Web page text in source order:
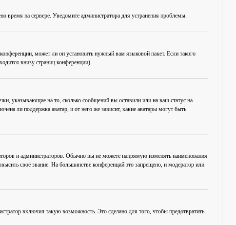
время на сервере. Уведомите администратора для устранения проблемы.
может ли он установить нужный вам языковой пакет. Если такого
внизу страниц конференции).
указывающие на то, сколько сообщений вы оставили или на ваш статус на
ли поддержка аватар, и от него же зависит, какие аватары могут быть
и администраторов. Обычно вы не можете напрямую изменять наименования
своё звание. На большинстве конференций это запрещено, и модератор или
включил такую возможность. Это сделано для того, чтобы предотвратить